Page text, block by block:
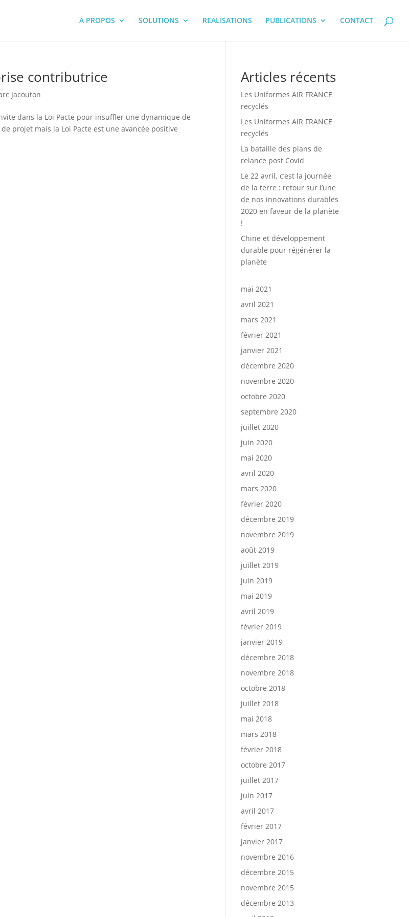
A PROPOS SOLUTIONS REALISATIONS PUBLICATIONS CONTACT
contributrice
Jacouton
dans la Loi Pacte pour insuffler une dynamique de
projet mais la Loi Pacte est une avancée positive
Articles récents
Les Uniformes AIR FRANCE
recyclés
Les Uniformes AIR FRANCE
recyclés
La bataille des plans de
relance post Covid
Le 22 avril, c’est la journée
de la terre : retour sur l’une
de nos innovations durables
2020 en faveur de la planète
!
Chine et développement
durable pour régénérer la
planète
mai 2021
avril 2021
mars 2021
février 2021
janvier 2021
décembre 2020
novembre 2020
octobre 2020
septembre 2020
juillet 2020
juin 2020
mai 2020
avril 2020
mars 2020
février 2020
décembre 2019
novembre 2019
août 2019
juillet 2019
juin 2019
mai 2019
avril 2019
février 2019
janvier 2019
décembre 2018
novembre 2018
octobre 2018
juillet 2018
mai 2018
mars 2018
février 2018
octobre 2017
juillet 2017
juin 2017
avril 2017
février 2017
janvier 2017
novembre 2016
décembre 2015
novembre 2015
décembre 2013